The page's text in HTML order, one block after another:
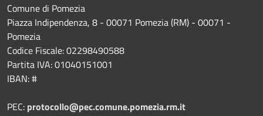
Comune di Pomezia
Piazza Indipendenza, 8 - 00071 Pomezia (RM) - 00071 -
Pomezia
Codice Fiscale: 02298490588
Partita IVA: 01040151001
IBAN: #
PEC: protocollo@pec.comune.pomezia.rm.it